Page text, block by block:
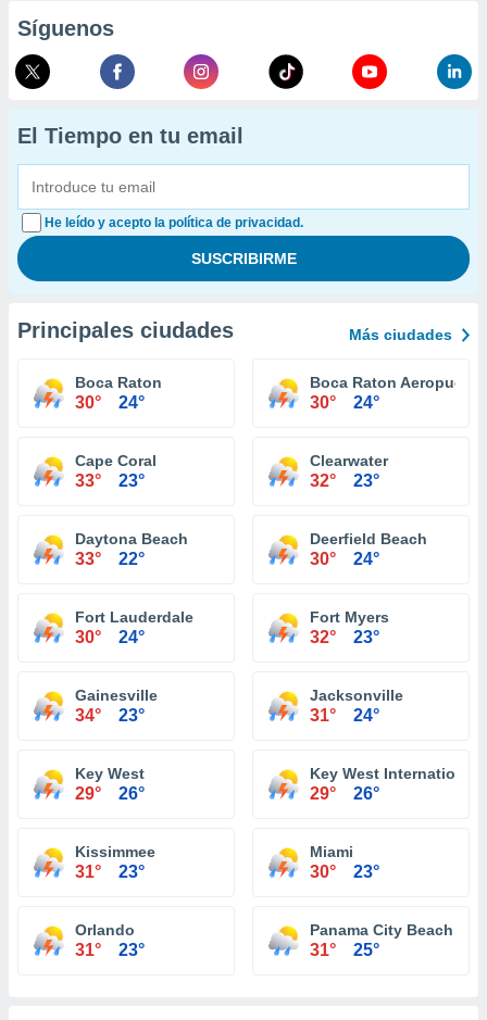
Síguenos
El Tiempo en tu email
He leído y acepto la política de privacidad.
Principales ciudades Más ciudades
Boca Raton
30° 24°
Boca Raton Aeropuerto
30° 24°
Cape Coral
33° 23°
Clearwater
32° 23°
Daytona Beach
33° 22°
Deerfield Beach
30° 24°
Fort Lauderdale
30° 24°
Fort Myers
32° 23°
Gainesville
34° 23°
Jacksonville
31° 24°
Key West
29° 26°
Key West International
29° 26°
Kissimmee
31° 23°
Miami
30° 23°
Orlando
31° 23°
Panama City Beach
31° 25°